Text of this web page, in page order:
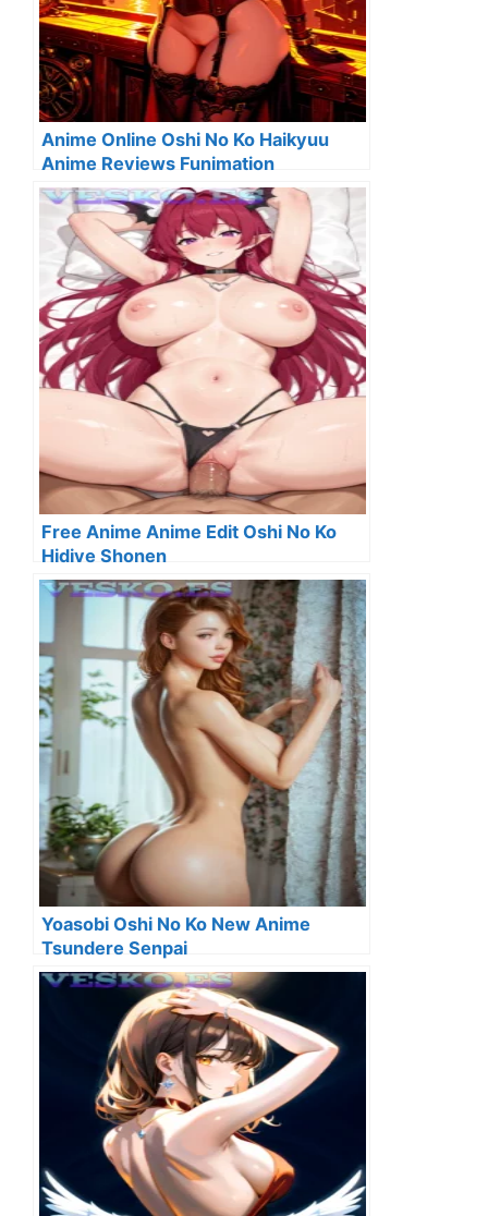
Anime Online Oshi No Ko Haikyuu
Anime Reviews Funimation
Free Anime Anime Edit Oshi No Ko
Hidive Shonen
Yoasobi Oshi No Ko New Anime
Tsundere Senpai